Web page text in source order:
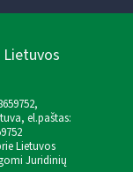
el.paštas:
Lietuvos
Juridinių